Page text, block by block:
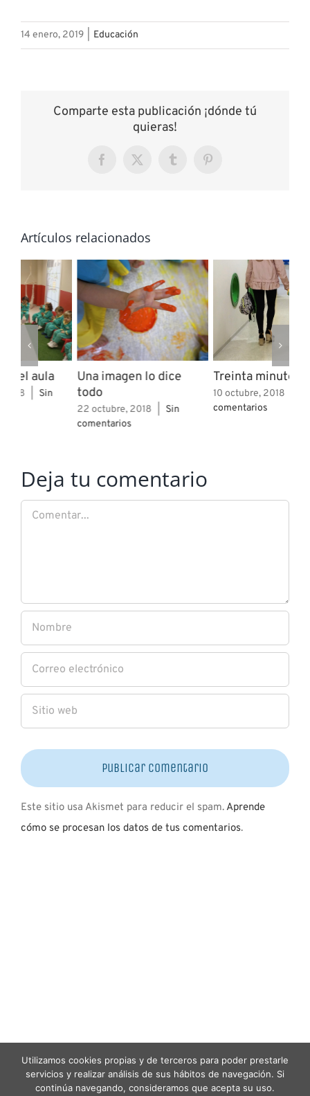
14 enero, 2019 Educación
Comparte esta publicación ¡dónde tú
quieras!
Facebook
X TumblrPinterest
Artículos relacionados
Treinta minutos
10 octubre, 2018 |
Una entrevista muy
10 enero, 2020 | Sin
Deja tu comentario
Comentar
Este sitio usa Akismet para reducir el spam. Aprende
cómo se procesan los datos de tus comentarios.
© Copyright 2012 -
2026 Con C de Cariño | Diseño por
Utilizamos cookies propias y de terceros para poder prestarle
servicios y realizar análisis de sus hábitos de navegación. Si
continúa navegando, consideramos que acepta su uso.